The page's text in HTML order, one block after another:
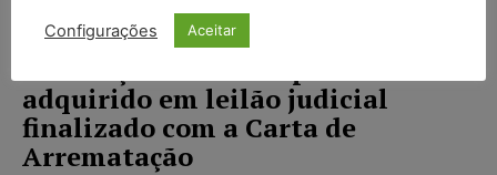
Arrematante não pode sofrer
adquirido em leilão judicial
finalizado com a Carta de
Arrematação
Configurações Aceitar